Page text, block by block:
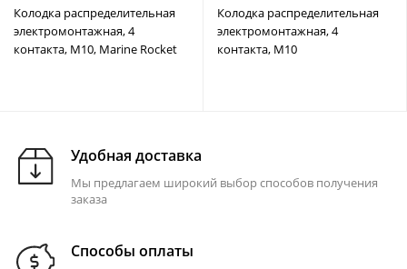
Колодка распределительная
электромонтажная, 4
контакта, M10, Marine Rocket
Колодка распределительная
электромонтажная, 4
контакта, M10
Удобная доставка
Мы предлагаем широкий выбор способов получения
заказа
Способы оплаты